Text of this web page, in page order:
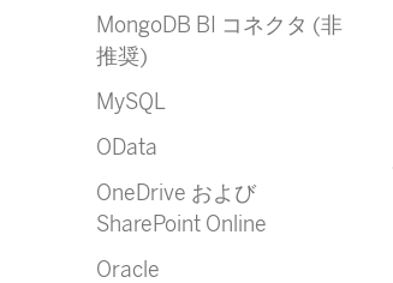
MongoDB BI コネクタ (非
推奨)
MySQL
OData
OneDrive および
SharePoint Online
Oracle